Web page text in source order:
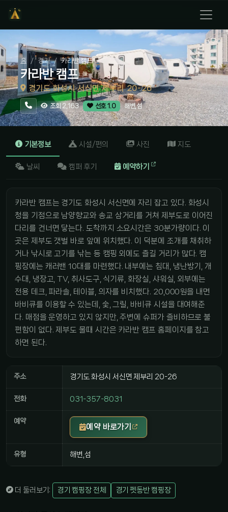
홈 경기 카라반 캠프
카라반 캠프
경기도 화성시 서신면 제부리 20-26
조회 2,163 선호 1.0 해변,섬
기본정보 시설/편의 사진 지도
날씨 캠퍼 후기 예약하기
카라반 캠프는 경기도 화성시 서신면에 자리 잡고 있다. 화성시
청을 기점으로 남양향교와 송교 삼거리를 거쳐 제부도로 이어진
다리를 건너면 닿는다. 도착까지 소요시간은 30분가량이다. 이
곳은 제부도 갯벌 바로 앞에 위치했다. 이 덕분에 조개를 채취하
거나 낚시로 고기를 낚는 등 캠핑 외에도 즐길 거리가 많다. 캠
핑장에는 캐러밴 10대를 마련했다. 내부에는 침대, 냉난방기, 개
수대, 냉장고, TV, 취사도구, 식기류, 화장실, 샤워실, 외부에는
전용 데크, 파라솔, 테이블, 의자를 비치했다. 20,000원을 내면
바비큐를 이용할 수 있는데, 숯, 그릴, 바비큐 시설을 대여해준
다. 매점을 운영하고 있지 않지만, 주변에 슈퍼가 즐비하므로 불
편함이 없다. 제부도 물때 시간은 카라반 캠프 홈페이지를 참고
하면 된다.
주소 경기도 화성시 서신면 제부리 20-26
전화 031-357-8031
예약
예약 바로가기
유형 해변,섬
더 둘러보기: 경기 캠핑장 전체 경기 펫동반 캠핑장